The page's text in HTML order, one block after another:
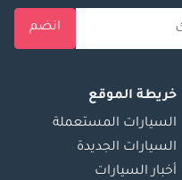
انضم
خريطة الموقع
السيارات المستعملة
السيارات الجديدة
أخبار السيارات